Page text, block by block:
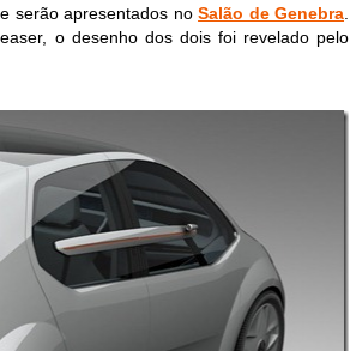
serão apresentados noSalão de Genebra
o desenho dos dois foi revelado pelo